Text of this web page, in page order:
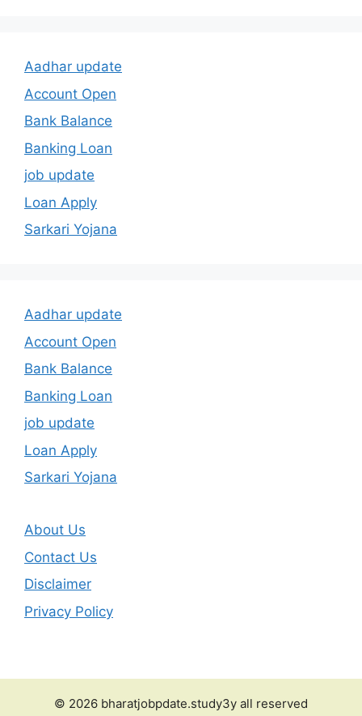
Aadhar update
Account Open
Bank Balance
Banking Loan
job update
Loan Apply
Sarkari Yojana
Aadhar update
Account Open
Bank Balance
Banking Loan
job update
Loan Apply
Sarkari Yojana
About Us
Contact Us
Disclaimer
Privacy Policy
© 2026 bharatjobpdate.study3y all reserved